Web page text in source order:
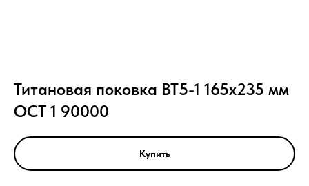
Титановая поковка ВТ5-1 165x235 мм
ОСТ 1 90000
Купить